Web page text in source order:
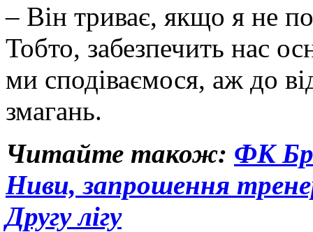
– Він триває, якщо я не
Тобто, забезпечить нас
ми сподіваємося, аж до
змагань.
Читайте також: ФК
Ниви, запрошення
Другу лігу